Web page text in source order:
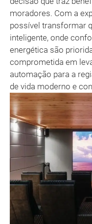
moradores. Com a
possível transformar
inteligente, onde
energética são
comprometida em
automação para a
de vida moderno e